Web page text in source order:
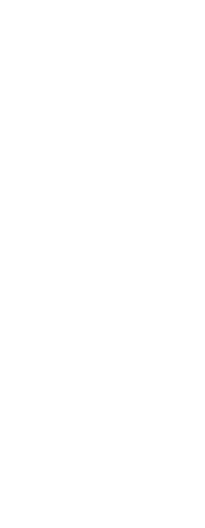
pro zajímavé pozice.​